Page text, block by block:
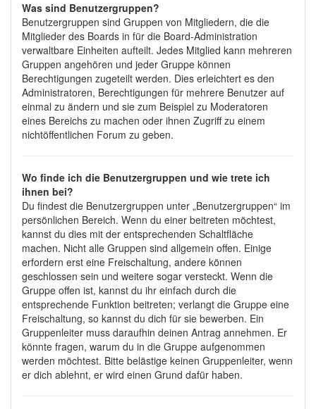
Was sind Benutzergruppen?
Benutzergruppen sind Gruppen von Mitgliedern, die die
Mitglieder des Boards in für die Board-Administration
verwaltbare Einheiten aufteilt. Jedes Mitglied kann mehreren
Gruppen angehören und jeder Gruppe können
Berechtigungen zugeteilt werden. Dies erleichtert es den
Administratoren, Berechtigungen für mehrere Benutzer auf
einmal zu ändern und sie zum Beispiel zu Moderatoren
eines Bereichs zu machen oder ihnen Zugriff zu einem
nichtöffentlichen Forum zu geben.
Wo finde ich die Benutzergruppen und wie trete ich
ihnen bei?
Du findest die Benutzergruppen unter „Benutzergruppen“ im
persönlichen Bereich. Wenn du einer beitreten möchtest,
kannst du dies mit der entsprechenden Schaltfläche
machen. Nicht alle Gruppen sind allgemein offen. Einige
erfordern erst eine Freischaltung, andere können
geschlossen sein und weitere sogar versteckt. Wenn die
Gruppe offen ist, kannst du ihr einfach durch die
entsprechende Funktion beitreten; verlangt die Gruppe eine
Freischaltung, so kannst du dich für sie bewerben. Ein
Gruppenleiter muss daraufhin deinen Antrag annehmen. Er
könnte fragen, warum du in die Gruppe aufgenommen
werden möchtest. Bitte belästige keinen Gruppenleiter, wenn
er dich ablehnt, er wird einen Grund dafür haben.